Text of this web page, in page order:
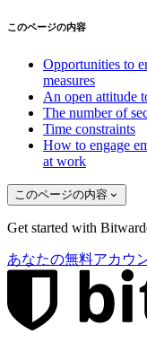
このページの内容
Opportunities to
measures
An open attitude
The number of
Time constraints
How to engage
at work
このページの内容
Get started with
あなたの無料アカウ